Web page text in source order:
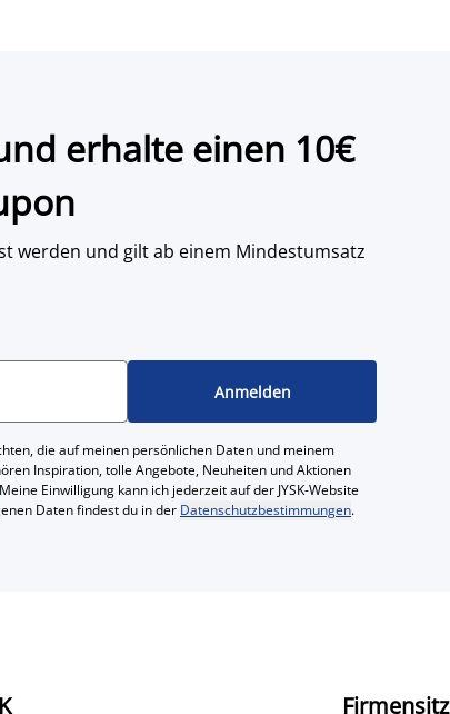
erhalte einen 10€
werden und gilt ab einem Mindestumsatz
Anmelden
die auf meinen persönlichen Daten und meinem
Inspiration, tolle Angebote, Neuheiten und Aktionen
Einwilligung kann ich jederzeit auf der JYSK-Website
Daten findest du in der Datenschutzbestimmungen.
Firmensitz